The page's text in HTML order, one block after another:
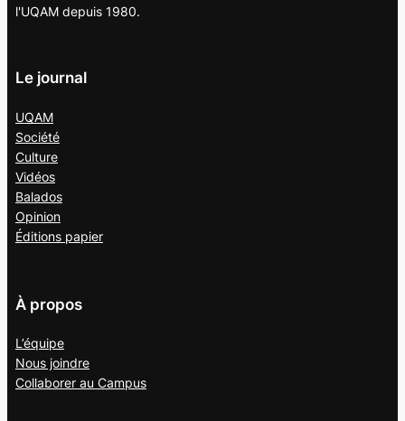
l'UQAM depuis 1980.
Le journal
UQAM
Société
Culture
Vidéos
Balados
Opinion
Éditions papier
À propos
L’équipe
Nous joindre
Collaborer au Campus